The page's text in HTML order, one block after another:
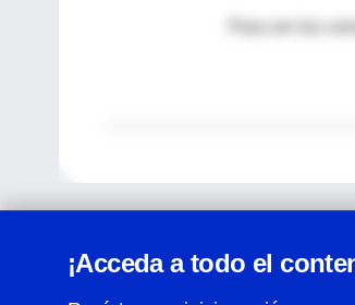
Para ver los
¡Acceda a todo el